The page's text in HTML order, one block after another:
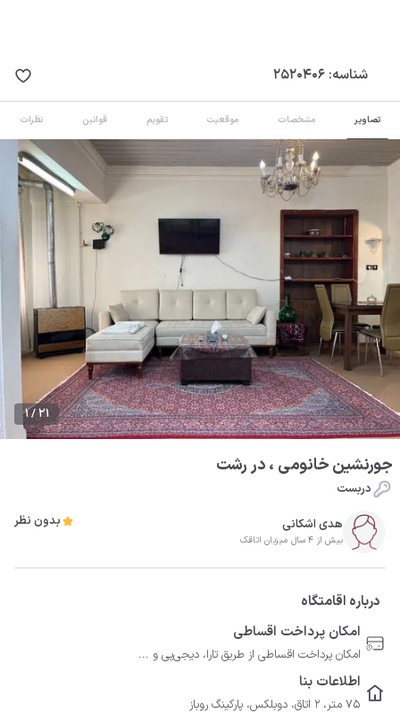
شناسه: 2520406
تصاویر مشخصات موقعیت تقویم قوانین نظرات
1 / 21
جورنشین خانومی ، در رشت
دربست
هدی اشکانی
بیش از 4 سال میزبان اتاقک
بدون نظر
درباره اقامتگاه
امکان پرداخت اقساطی
امکان پرداخت اقساطی از طریق تارا، دیجی‌پی و ...
اطلاعات بنا
75 متر، 2 اتاق، دوبلکس، پارکینگ روباز